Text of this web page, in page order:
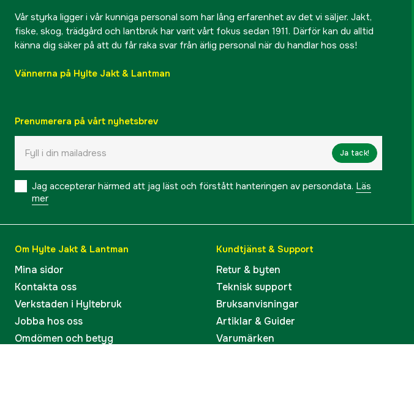
Vår styrka ligger i vår kunniga personal som har lång erfarenhet av det vi säljer. Jakt,
fiske, skog, trädgård och lantbruk har varit vårt fokus sedan 1911. Därför kan du alltid
känna dig säker på att du får raka svar från ärlig personal när du handlar hos oss!
Vännerna på Hylte Jakt & Lantman
Prenumerera på vårt nyhetsbrev
Ja tack!
Jag accepterar härmed att jag läst och förstått hanteringen av persondata. Läs
mer
Om Hylte Jakt & Lantman
Mina sidor
Kontakta oss
Verkstaden i Hyltebruk
Jobba hos oss
Omdömen och betyg
Kundtjänst & Support
Retur & byten
Teknisk support
Bruksanvisningar
Artiklar & Guider
Varumärken